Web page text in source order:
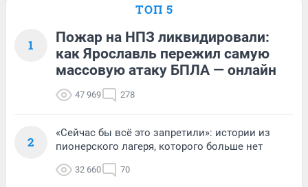
ТОП 5
1
Пожар на НПЗ ликвидировали:
как Ярославль пережил самую
массовую атаку БПЛА — онлайн
47 969 278
2
«Сейчас бы всё это запретили»: истории из
пионерского лагеря, которого больше нет
32 660 70